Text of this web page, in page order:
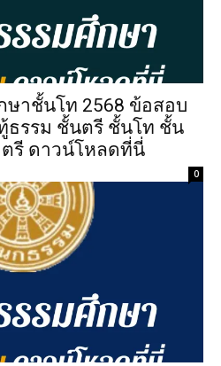
ษาชั้นโท 2568 ข้อสอบ
ธรรม ชั้นตรี ชั้นโท ชั้น
รี ดาวน์โหลดที่นี่
0